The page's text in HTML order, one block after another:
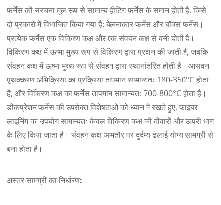
फर्नेस की संरचना मूल रूप से सामान्य हीटिंग फर्नेस के समान होती है, जिसे
दो प्रकारों में विभाजित किया गया है: बेलनाकार फर्नेस और बॉक्स फर्नेस।
प्रत्येक फर्नेस एक विकिरण कक्ष और एक संवहन कक्ष से बनी होती है।
विकिरण कक्ष में ऊष्मा मुख्य रूप से विकिरण द्वारा प्रदान की जाती है, जबकि
संवहन कक्ष में ऊष्मा मुख्य रूप से संवहन द्वारा स्थानांतरित होती है। आसवन
पृथक्करण अभिक्रिया का प्रक्रिया तापमान सामान्यतः 180-350°C होता
है, और विकिरण कक्ष का फर्नेस तापमान सामान्यतः 700-800°C होता है।
डीकंप्रेशन फर्नेस की उपरोक्त विशेषताओं को ध्यान में रखते हुए, फाइबर
लाइनिंग का उपयोग सामान्यतः केवल विकिरण कक्ष की दीवारों और ऊपरी भाग
के लिए किया जाता है। संवहन कक्ष आमतौर पर दुर्दम्य ढलाई योग्य सामग्री से
बना होता है।
अस्तर सामग्री का निर्धारण: